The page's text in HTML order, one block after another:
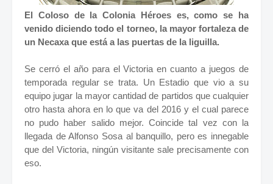
El Coloso de la Colonia Héroes es, como se ha
venido diciendo todo el torneo, la mayor fortaleza de
un Necaxa que está a las puertas de la liguilla.
Se cerró el año para el Victoria en cuanto a juegos de
temporada regular se trata. Un Estadio que vio a su
equipo jugar la mayor cantidad de partidos que cualquier
otro hasta ahora en lo que va del 2016 y el cual parece
no pudo haber salido mejor. Coincide tal vez con la
llegada de Alfonso Sosa al banquillo, pero es innegable
que del Victoria, ningún visitante sale precisamente con
eso.